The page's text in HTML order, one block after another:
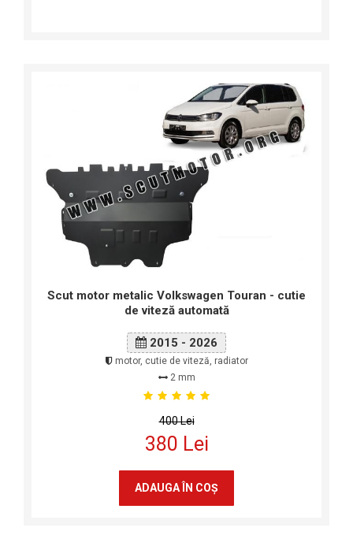
Scut motor metalic Volkswagen Touran - cutie
de viteză automată
2015 - 2026
motor, cutie de viteză, radiator
2 mm
400 Lei
380 Lei
ADAUGA ÎN COŞ